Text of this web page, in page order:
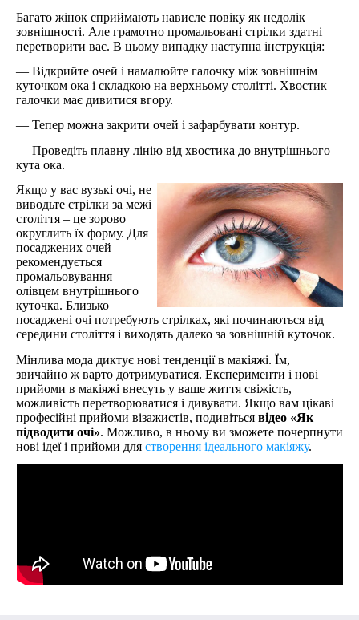
Багато жінок сприймають нависле повіку як недолік
зовнішності. Але грамотно промальовані стрілки здатні
перетворити вас. В цьому випадку наступна інструкція:
― Відкрийте очей і намалюйте галочку між зовнішнім
куточком ока і складкою на верхньому столітті. Хвостик
галочки має дивитися вгору.
― Тепер можна закрити очей і зафарбувати контур.
― Проведіть плавну лінію від хвостика до внутрішнього
кута ока.
Якщо у вас вузькі очі, не
виводьте стрілки за межі
століття – це зорово
округлить їх форму. Для
посаджених очей
рекомендується
промальовування
олівцем внутрішнього
куточка. Близько
посаджені очі потребують стрілках, які починаються від
середини століття і виходять далеко за зовнішній куточок.
Мінлива мода диктує нові тенденції в макіяжі. Їм,
звичайно ж варто дотримуватися. Експерименти і нові
прийоми в макіяжі внесуть у ваше життя свіжість,
можливість перетворюватися і дивувати. Якщо вам цікаві
професійні прийоми візажистів, подивіться відео «Як
підводити очі». Можливо, в ньому ви зможете почерпнути
нові ідеї і прийоми для створення ідеального макіяжу.